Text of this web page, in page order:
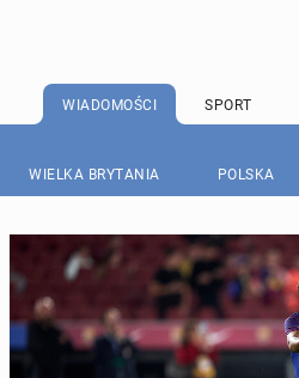
WIADOMOŚCI SPORT
WIELKA BRYTANIA POLSKA